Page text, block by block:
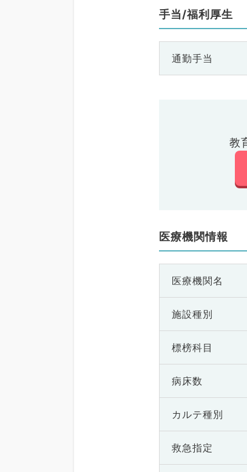
手当/福利厚生
通勤手当
教
医療機関情報
医療機関名
施設種別
標榜科目
病床数
カルテ種別
救急指定